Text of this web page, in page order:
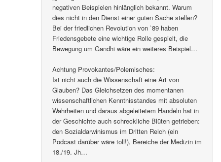
negativen Beispielen hinlänglich bekannt. Warum
dies nicht in den Dienst einer guten Sache stellen?
Bei der friedlichen Revolution von `89 haben
Friedensgebete eine wichtige Rolle gespielt, die
Bewegung um Gandhi wäre ein weiteres Beispiel…
Achtung Provokantes/Polemisches:
Ist nicht auch die Wissenschaft eine Art von
Glauben? Das Gleichsetzen des momentanen
wissenschaftlichen Kenntnisstandes mit absoluten
Wahrheiten und daraus abgeleitetem Handeln hat in
der Geschichte auch schreckliche Blüten getrieben:
den Sozialdarwinismus im Dritten Reich (ein
Podcast darüber wäre toll!), Bereiche der Medizin im
18./19. Jh…